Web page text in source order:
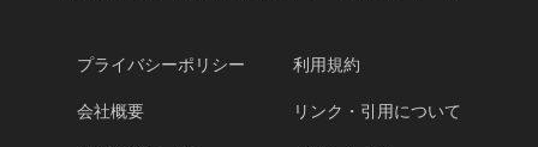
プライバシーポリシー 利用規約
会社概要 リンク・引用について